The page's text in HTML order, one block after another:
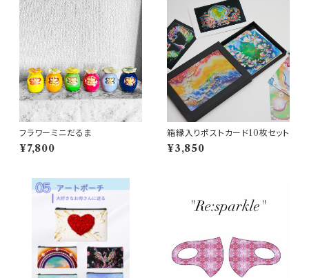
フラワーミニだるま
¥7,800
箱縁入りポストカード10枚セット
¥3,850